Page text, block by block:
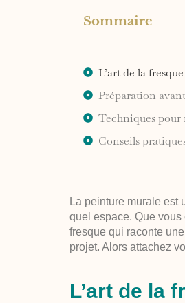
Sommaire
L’art de la
Préparation
Techniques pour
Conseils
La peinture murale est
quel espace. Que vous
fresque qui raconte
projet. Alors attachez
L’art de la